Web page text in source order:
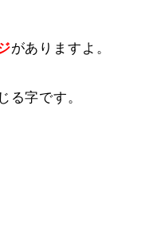
がありますよ。
る字です。